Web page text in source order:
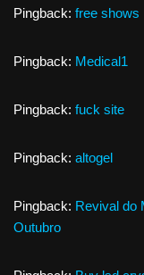
Pingback: free shows
Pingback: Medical1
Pingback: fuck site
Pingback: altogel
Pingback: Revival do
Outubro